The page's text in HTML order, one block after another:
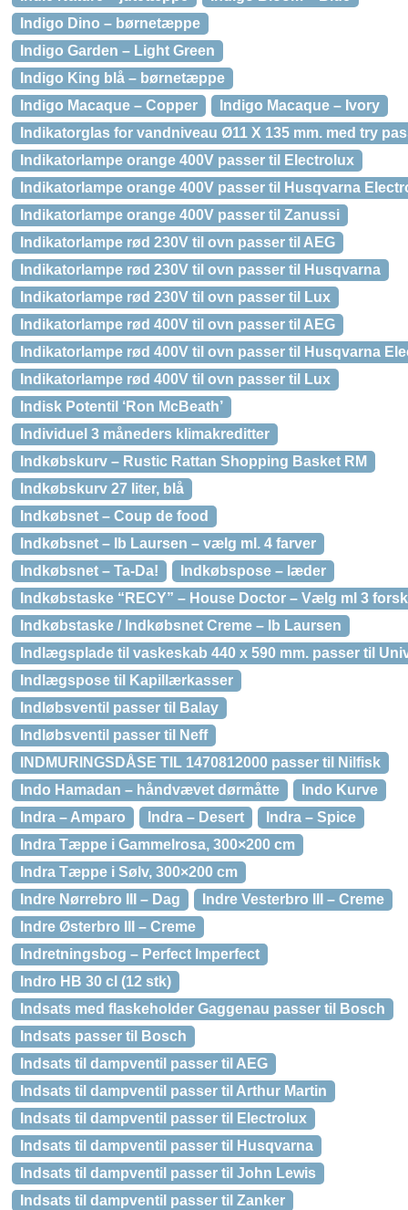
Indigo Dino – børnetæppe
Indigo Garden – Light Green
Indigo King blå – børnetæppe
Indigo Macaque – Copper
Indigo Macaque – Ivory
Indikatorglas for vandniveau Ø11 X 135 mm. med try
Indikatorlampe orange 400V passer til Electrolux
Indikatorlampe orange 400V passer til Husqvarna
Indikatorlampe orange 400V passer til Zanussi
Indikatorlampe rød 230V til ovn passer til AEG
Indikatorlampe rød 230V til ovn passer til Husqvarna
Indikatorlampe rød 230V til ovn passer til Lux
Indikatorlampe rød 400V til ovn passer til AEG
Indikatorlampe rød 400V til ovn passer til Husqvarna
Indikatorlampe rød 400V til ovn passer til Lux
Indisk Potentil ‘Ron McBeath’
Individuel 3 måneders klimakreditter
Indkøbskurv – Rustic Rattan Shopping Basket RM
Indkøbskurv 27 liter, blå
Indkøbsnet – Coup de food
Indkøbsnet – Ib Laursen – vælg ml. 4 farver
Indkøbsnet – Ta-Da!
Indkøbspose – læder
Indkøbstaske “RECY” – House Doctor – Vælg ml 3
Indkøbstaske / Indkøbsnet Creme – Ib Laursen
Indlægsplade til vaskeskab 440 x 590 mm. passer til
Indlægspose til Kapillærkasser
Indløbsventil passer til Balay
Indløbsventil passer til Neff
INDMURINGSDÅSE TIL 1470812000 passer til Nilfisk
Indo Hamadan – håndvævet dørmåtte
Indo Kurve
Indra – Amparo
Indra – Desert
Indra – Spice
Indra Tæppe i Gammelrosa, 300×200 cm
Indra Tæppe i Sølv, 300×200 cm
Indre Nørrebro III – Dag
Indre Vesterbro III – Creme
Indre Østerbro III – Creme
Indretningsbog – Perfect Imperfect
Indro HB 30 cl (12 stk)
Indsats med flaskeholder Gaggenau passer til Bosch
Indsats passer til Bosch
Indsats til dampventil passer til AEG
Indsats til dampventil passer til Arthur Martin
Indsats til dampventil passer til Electrolux
Indsats til dampventil passer til Husqvarna
Indsats til dampventil passer til John Lewis
Indsats til dampventil passer til Zanker